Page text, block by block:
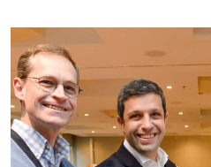
fragen & hilfe
unterstützen
abo
genossenschaft